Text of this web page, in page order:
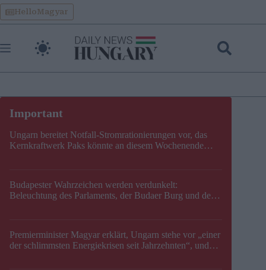
Skip
to
content
HelloMagyar
Ungarn bereitet Notfall-Stromrationierungen vor, das
Kernkraftwerk Paks könnte an diesem Wochenende
Budapester Wahrzeichen werden verdunkelt:
Beleuchtung des Parlaments, der Budaer Burg und der
Premierminister Magyar erklärt, Ungarn stehe vor „einer
der schlimmsten Energiekrisen seit Jahrzehnten“, und